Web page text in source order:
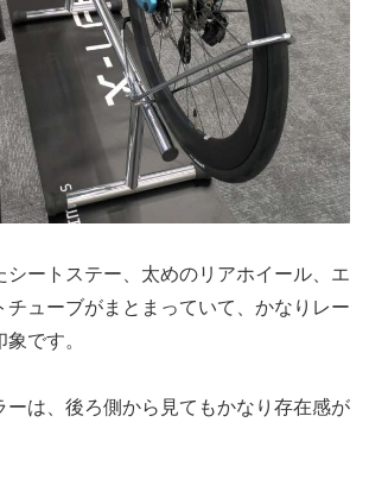
シートステー、太めのリアホイール、エ
チューブがまとまっていて、かなりレー
です。
ーは、後ろ側から見てもかなり存在感が